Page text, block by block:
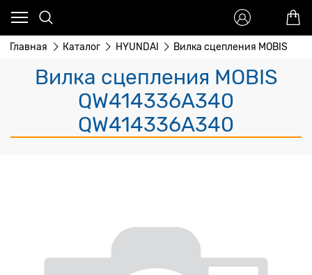
Главная Каталог HYUNDAI Вилка сцепления MOBIS
Вилка сцепления MOBIS
QW414336A340
QW414336A340